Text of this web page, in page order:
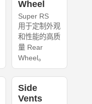
Wheel
Super RS
用于定制外观
和性能的高质
量 Rear
Wheel。
Side
Vents